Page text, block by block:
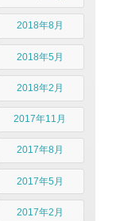
2018年8月
2018年5月
2018年2月
2017年11月
2017年8月
2017年5月
2017年2月